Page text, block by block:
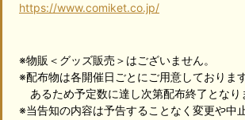
https://www.comiket.co.jp/
※物販＜グッズ販売＞はございません。
※配布物は各開催日ごとにご用意しておりま
あるため予定数に達し次第配布終了となり
※当告知の内容は予告することなく変更や中